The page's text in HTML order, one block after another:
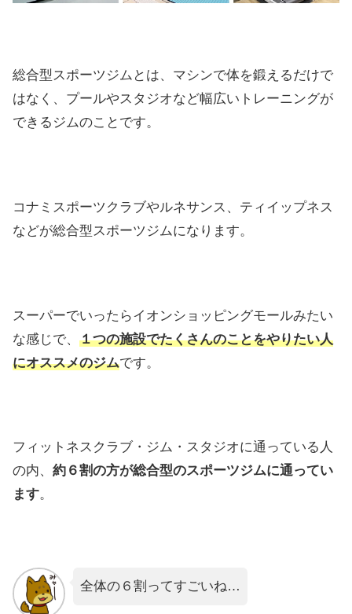
総合型スポーツジムとは、マシンで体を鍛えるだけで
はなく、プールやスタジオなど幅広いトレーニングが
できるジムのことです。
コナミスポーツクラブやルネサンス、ティイップネス
などが総合型スポーツジムになります。
スーパーでいったらイオンショッピングモールみたい
な感じで、 １つの施設でたくさんのことをやりたい人
にオススメのジムです。
フィットネスクラブ・ジム・スタジオに通っている人
の内、 約６割の方が総合型のスポーツジムに通ってい
ます。
全体の６割ってすごいね…